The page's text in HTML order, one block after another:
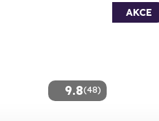
9.8(48)
AKCE